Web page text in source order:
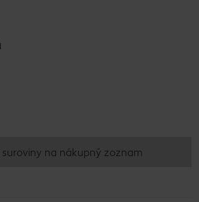
na nákupný zoznam